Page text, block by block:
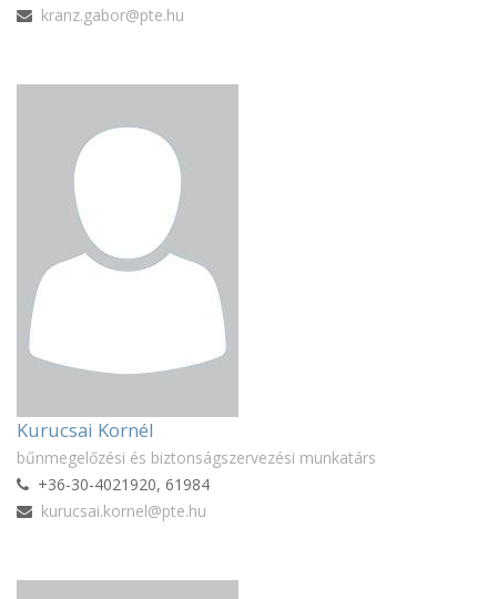
kranz.gabor@pte.hu
Kurucsai Kornél
bűnmegelőzési és biztonságszervezési munkatárs
+36-30-4021920, 61984
kurucsai.kornel@pte.hu